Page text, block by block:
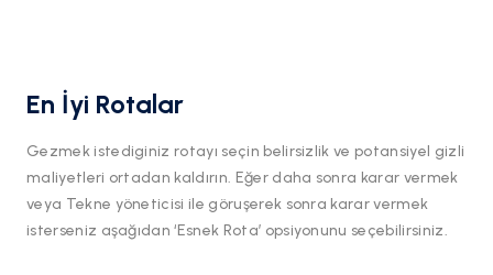
En İyi Rotalar
Gezmek istediginiz rotayı seçin belirsizlik ve potansiyel gizli
maliyetleri ortadan kaldırın. Eğer daha sonra karar vermek
veya Tekne yöneticisi ile göruşerek sonra karar vermek
isterseniz aşağıdan ‘Esnek Rota’ opsiyonunu seçebilirsiniz.